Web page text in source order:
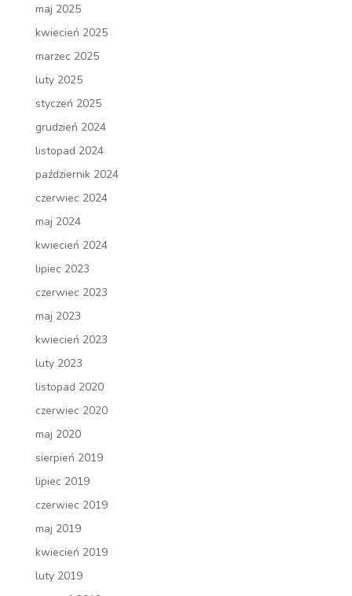
maj 2025
kwiecień 2025
marzec 2025
luty 2025
styczeń 2025
grudzień 2024
listopad 2024
październik 2024
czerwiec 2024
maj 2024
kwiecień 2024
lipiec 2023
czerwiec 2023
maj 2023
kwiecień 2023
luty 2023
listopad 2020
czerwiec 2020
maj 2020
sierpień 2019
lipiec 2019
czerwiec 2019
maj 2019
kwiecień 2019
luty 2019